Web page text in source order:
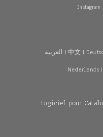
Instagram
العربية | 中文 |
Nederlands|
Logiciel pour